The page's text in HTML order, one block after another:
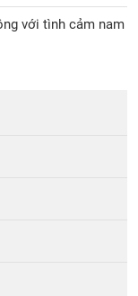
với tình cảm nam